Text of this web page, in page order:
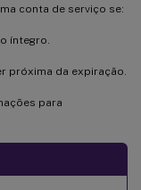
conta de serviço se:
íntegro.
próxima da expiração.
para